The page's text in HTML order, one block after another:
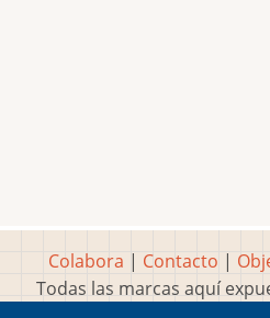
Colabora | Contacto |
Todas las marcas aquí